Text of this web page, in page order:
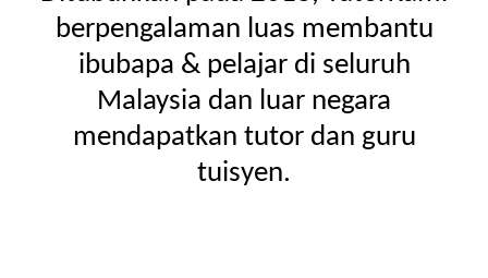
berpengalaman luas membantu
ibubapa & pelajar di seluruh
Malaysia dan luar negara
mendapatkan tutor dan guru
tuisyen.